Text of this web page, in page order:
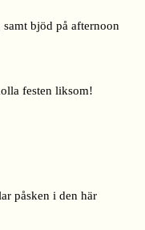
bjöd på afternoon
festen liksom!
påsken i den här